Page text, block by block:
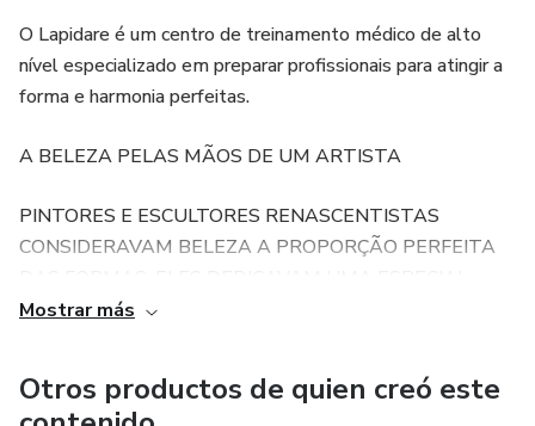
O Lapidare é um centro de treinamento médico de alto
nível especializado em preparar profissionais para atingir a
forma e harmonia perfeitas.
A BELEZA PELAS MÃOS DE UM ARTISTA
PINTORES E ESCULTORES RENASCENTISTAS
CONSIDERAVAM BELEZA A PROPORÇÃO PERFEITA
ATENÇÃO ÀS PARTES, EMBORA SEU TRABALHO
ASSIM TAMBÉM É O TRABALHO DO LAPIDÁRIO:
Mostrar más
Otros productos de quien creó este